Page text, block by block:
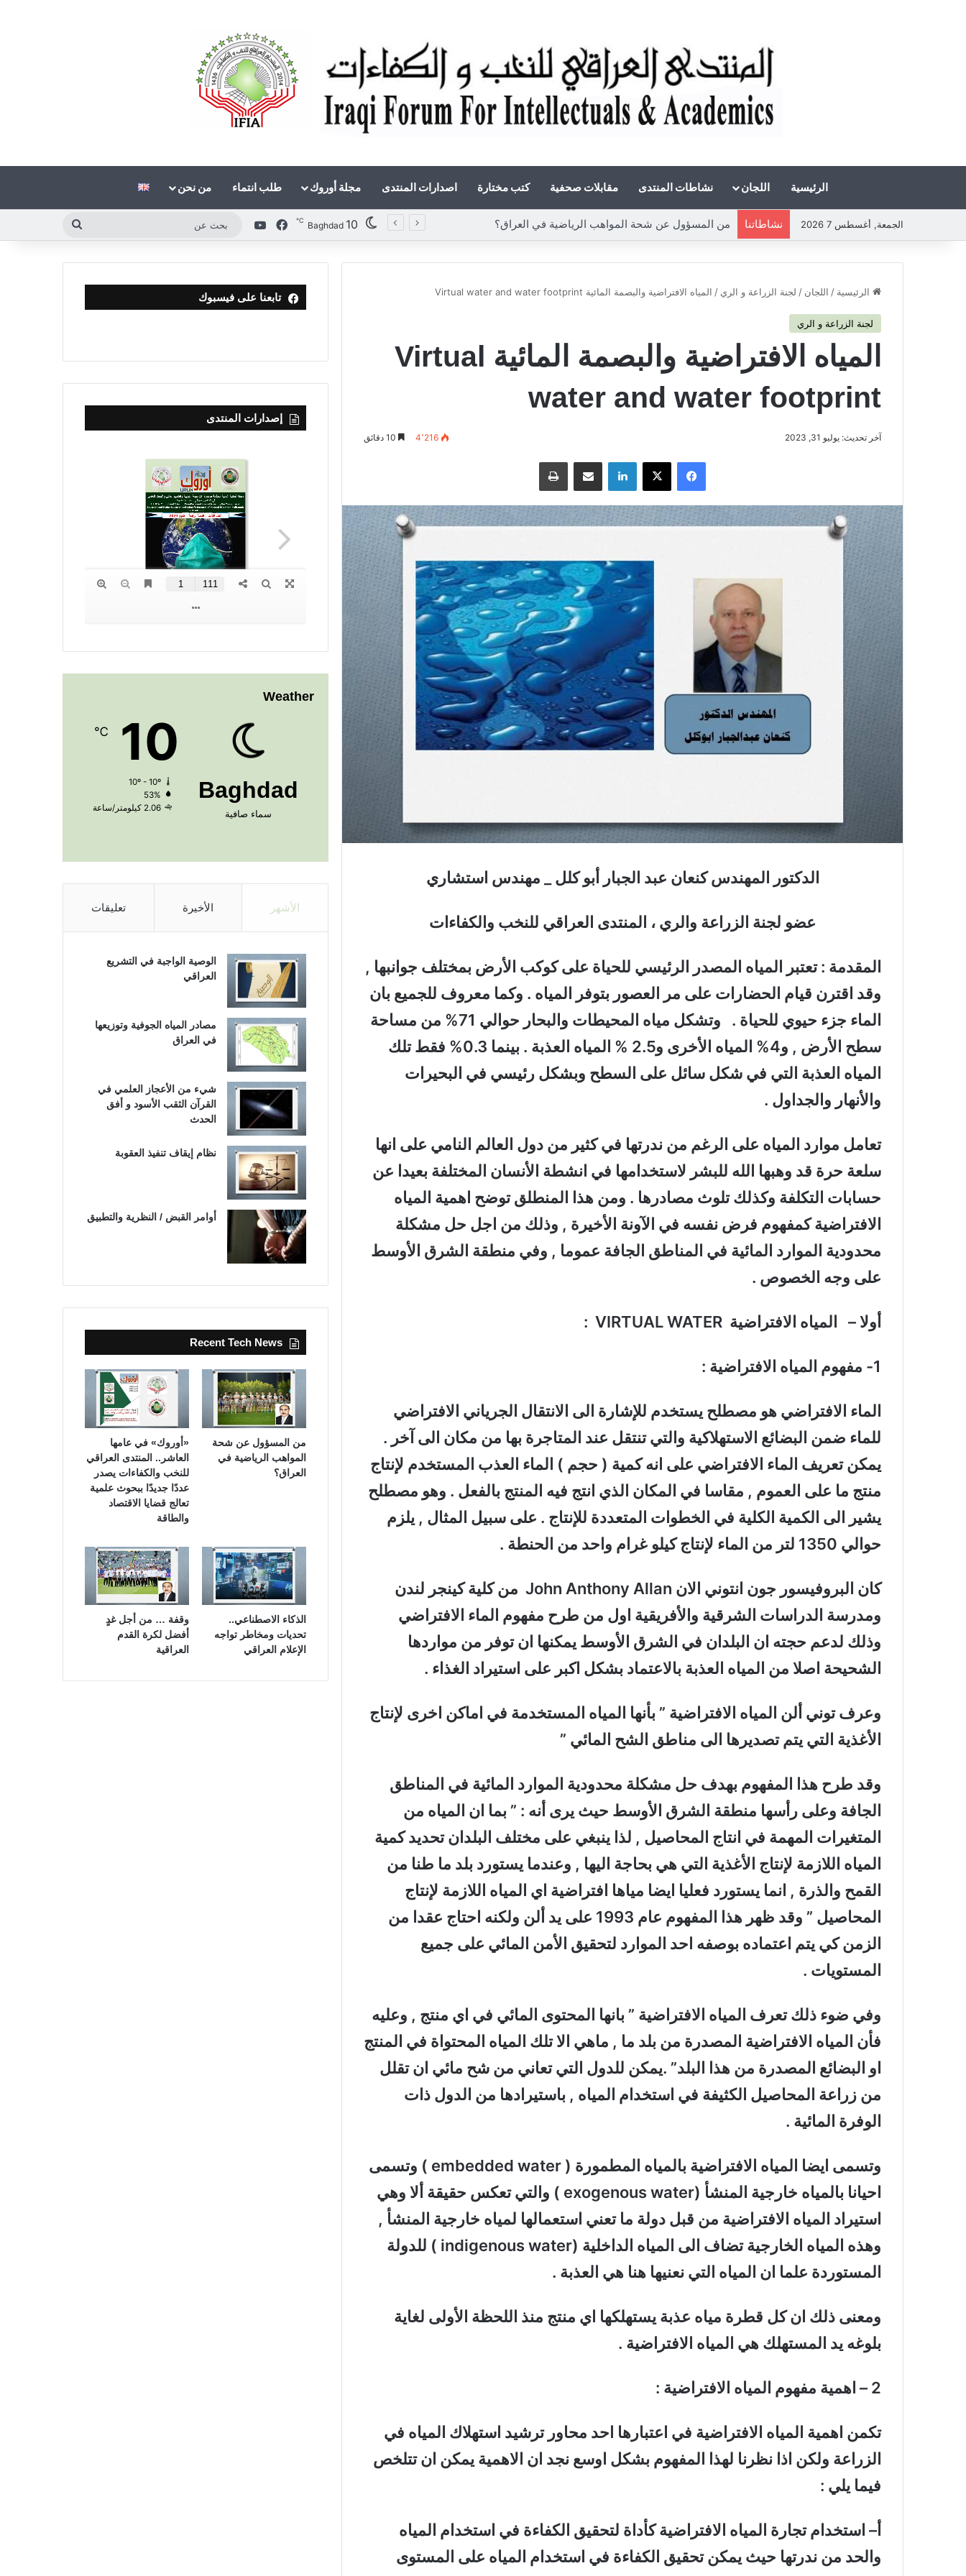
الرئيسية اللجان نشاطات المنتدى مقابلات صحفية كتب مختارة اصدارات المنتدى مجلة أوروك طلب انتماء من نحن
الجمعة, أغسطس 7 2026 نشاطاتنا من المسؤول عن شحة المواهب الرياضية في العراق؟ Baghdad 10
℃ فيسبوك‫YouTube
الرئيسية / اللجان / لجنة الزراعة و الري / المياه الافتراضية والبصمة المائية Virtual water and water footprint
لجنة الزراعة و الري
المياه الافتراضية والبصمة المائية Virtual
water and water footprint
آخر تحديث: يوليو 31, 2023 4٬216
فيسبوك لينكدإن
الدكتور المهندس كنعان عبد الجبار أبو كلل _ مهندس استشاري
عضو لجنة الزراعة والري ، المنتدى العراقي للنخب والكفاءات
المقدمة : تعتبر المياه المصدر الرئيسي للحياة على كوكب الأرض بمختلف جوانبها ,
وقد اقترن قيام الحضارات على مر العصور بتوفر المياه . وكما معروف للجميع بان
الماء جزء حيوي للحياة . وتشكل مياه المحيطات والبحار حوالي 71% من مساحة
سطح الأرض , و4% المياه الأخرى و2.5 % المياه العذبة . بينما 0.3% فقط تلك
المياه العذبة التي في شكل سائل على السطح وبشكل رئيسي في البحيرات
والأنهار والجداول .
تعامل موارد المياه على الرغم من ندرتها في كثير من دول العالم النامي على انها
سلعة حرة قد وهبها الله للبشر لاستخدامها في انشطة الأنسان المختلفة بعيدا عن
حسابات التكلفة وكذلك تلوث مصادرها . ومن هذا المنطلق توضح اهمية المياه
الافتراضية كمفهوم فرض نفسه في الآونة الأخيرة , وذلك من اجل حل مشكلة
محدودية الموارد المائية في المناطق الجافة عموما , وفي منطقة الشرق الأوسط
على وجه الخصوص .
أولا – المياه الافتراضية VIRTUAL WATER
:
1- مفهوم المياه الافتراضية :
الماء الافتراضي هو مصطلح يستخدم للإشارة الى الانتقال الجرياني الافتراضي
للماء ضمن البضائع الاستهلاكية والتي تنتقل عند المتاجرة بها من مكان الى آخر .
يمكن تعريف الماء الافتراضي على انه كمية ( حجم ) الماء العذب المستخدم لإنتاج
منتج ما على العموم , مقاسا في المكان الذي انتج فيه المنتج بالفعل . وهو مصطلح
يشير الى الكمية الكلية في الخطوات المتعددة للإنتاج . على سبيل المثال , يلزم
حوالي 1350 لتر من الماء لإنتاج كيلو غرام واحد من الحنطة .
كان البروفيسور جون انتوني الان John Anthony Allan من كلية كينجر لندن
ومدرسة الدراسات الشرقية والأفريقية اول من طرح مفهوم الماء الافتراضي
وذلك لدعم حجته ان البلدان في الشرق الأوسط يمكنها ان توفر من مواردها
الشحيحة اصلا من المياه العذبة بالاعتماد بشكل اكبر على استيراد الغذاء .
وعرف توني ألن المياه الافتراضية ” بأنها المياه المستخدمة في اماكن اخرى لإنتاج
الأغذية التي يتم تصديرها الى مناطق الشح المائي ”
وقد طرح هذا المفهوم بهدف حل مشكلة محدودية الموارد المائية في المناطق
الجافة وعلى رأسها منطقة الشرق الأوسط حيث يرى أنه : ” بما ان المياه من
المتغيرات المهمة في انتاج المحاصيل , لذا ينبغي على مختلف البلدان تحديد كمية
المياه اللازمة لإنتاج الأغذية التي هي بحاجة اليها , وعندما يستورد بلد ما طنا من
القمح والذرة , انما يستورد فعليا ايضا مياها افتراضية اي المياه اللازمة لإنتاج
المحاصيل ” وقد ظهر هذا المفهوم عام 1993 على يد ألن ولكنه احتاج عقدا من
الزمن كي يتم اعتماده بوصفه احد الموارد لتحقيق الأمن المائي على جميع
المستويات .
وفي ضوء ذلك تعرف المياه الافتراضية ” بانها المحتوى المائي في اي منتج , وعليه
فأن المياه الافتراضية المصدرة من بلد ما , ماهي الا تلك المياه المحتواة في المنتج
او البضائع المصدرة من هذا البلد” .يمكن للدول التي تعاني من شح مائي ان تقلل
من زراعة المحاصيل الكثيفة في استخدام المياه , باستيرادها من الدول ذات
الوفرة المائية .
وتسمى ايضا المياه الافتراضية بالمياه المطمورة ( embedded water ) وتسمى
احيانا بالمياه خارجية المنشأ (exogenous water ) والتي تعكس حقيقة ألا وهي
استيراد المياه الافتراضية من قبل دولة ما تعني استعمالها لمياه خارجية المنشأ ,
وهذه المياه الخارجية تضاف الى المياه الداخلية (indigenous water ) للدولة
المستوردة علما ان المياه التي نعنيها هنا هي العذبة .
ومعنى ذلك ان كل قطرة مياه عذبة يستهلكها اي منتج منذ اللحظة الأولى لغاية
بلوغه يد المستهلك هي المياه الافتراضية .
2 – اهمية مفهوم المياه الافتراضية :
تكمن اهمية المياه الافتراضية في اعتبارها احد محاور ترشيد استهلاك المياه في
الزراعة ولكن اذا نظرنا لهذا المفهوم بشكل اوسع نجد ان الاهمية يمكن ان تتلخص
فيما يلي :
أ– استخدام تجارة المياه الافتراضية كأداة لتحقيق الكفاءة في استخدام المياه
والحد من ندرتها حيث يمكن تحقيق الكفاءة في استخدام المياه على المستوى
تابعنا على فيسبوك
إصدارات المنتدى
Weather
Baghdad
سماء صافية
10
℃
10º - 10º
53%
2.06 كيلومتر/ساعة
الأشهر الأخيرة تعليقات
الوصية الواجبة في التشريع
العراقي
مصادر المياه الجوفية وتوزيعها
في العراق
شيء من الأعجاز العلمي في
القرآن الثقب الأسود و أفق
الحدث
نظام إيقاف تنفيذ العقوبة
أوامر القبض / النظرية والتطبيق
Recent Tech News
من المسؤول عن شحة
المواهب الرياضية في
العراق؟
«أوروك» في عامها
العاشر.. المنتدى العراقي
للنخب والكفاءات يصدر
عددًا جديدًا ببحوث علمية
تعالج قضايا الاقتصاد
والطاقة
الذكاء الاصطناعي..
تحديات ومخاطر تواجه
الإعلام العراقي
وقفة … من أجل غدٍ
أفضل لكرة القدم
العراقية